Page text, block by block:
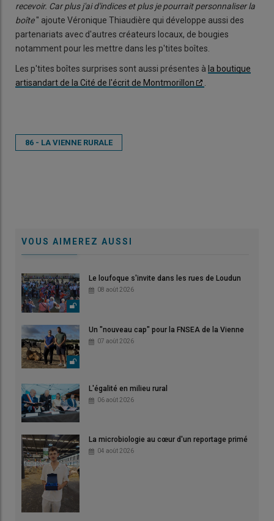
recevoir. Car plus j'ai d'indices et plus je pourrait personnaliser la
boîte" ajoute Véronique Thiaudière qui développe aussi des
partenariats avec d'autres créateurs locaux, de bougies
notamment pour les mettre dans les p'tites boîtes.
Les p'tites boîtes surprises sont aussi présentes à la boutique
artisandart de la Cité de l'écrit de Montmorillon
.
86 - LA VIENNE RURALE
VOUS AIMEREZ AUSSI
Le loufoque s'invite dans les rues de Loudun
08 août 2026
Un "nouveau cap" pour la FNSEA de la Vienne
07 août 2026
L'égalité en milieu rural
06 août 2026
La microbiologie au cœur d'un reportage primé
04 août 2026